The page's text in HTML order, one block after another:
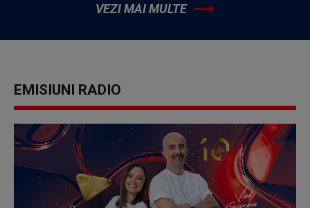
VEZI MAI MULTE
EMISIUNI RADIO